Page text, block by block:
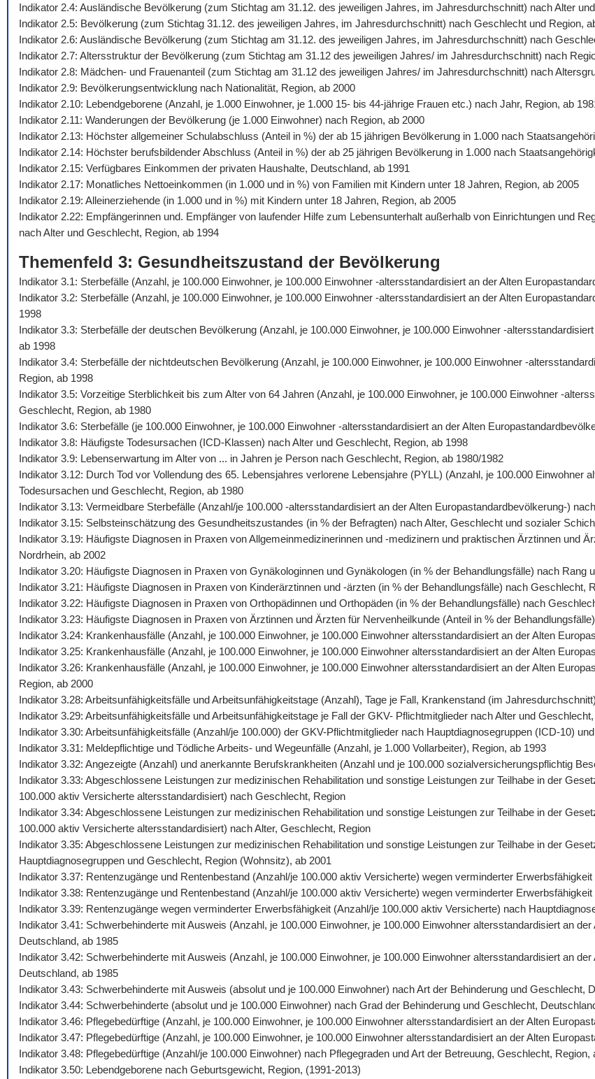
Indikator 2.4: Ausländische Bevölkerung (zum Stichtag am 31.12. des jeweiligen Jahres, im Jahresdurchschnitt) nach Alter
Indikator 2.5: Bevölkerung (zum Stichtag 31.12. des jeweiligen Jahres, im Jahresdurchschnitt) nach Geschlecht und Region,
Indikator 2.6: Ausländische Bevölkerung (zum Stichtag am 31.12. des jeweiligen Jahres, im Jahresdurchschnitt) nach
Indikator 2.7: Altersstruktur der Bevölkerung (zum Stichtag am 31.12 des jeweiligen Jahres/ im Jahresdurchschnitt) nach
Indikator 2.8: Mädchen- und Frauenanteil (zum Stichtag am 31.12 des jeweiligen Jahres/ im Jahresdurchschnitt) nach
Indikator 2.9: Bevölkerungsentwicklung nach Nationalität, Region, ab 2000
Indikator 2.10: Lebendgeborene (Anzahl, je 1.000 Einwohner, je 1.000 15- bis 44-jährige Frauen etc.) nach Jahr, Region, ab
Indikator 2.11: Wanderungen der Bevölkerung (je 1.000 Einwohner) nach Region, ab 2000
Indikator 2.13: Höchster allgemeiner Schulabschluss (Anteil in %) der ab 15 jährigen Bevölkerung in 1.000 nach
Indikator 2.14: Höchster berufsbildender Abschluss (Anteil in %) der ab 25 jährigen Bevölkerung in 1.000 nach
Indikator 2.15: Verfügbares Einkommen der privaten Haushalte, Deutschland, ab 1991
Indikator 2.17: Monatliches Nettoeinkommen (in 1.000 und in %) von Familien mit Kindern unter 18 Jahren, Region, ab 2005
Indikator 2.19: Alleinerziehende (in 1.000 und in %) mit Kindern unter 18 Jahren, Region, ab 2005
Indikator 2.22: Empfängerinnen und. Empfänger von laufender Hilfe zum Lebensunterhalt außerhalb von Einrichtungen und
nach Alter und Geschlecht, Region, ab 1994
Themenfeld 3: Gesundheitszustand der Bevölkerung
Indikator 3.1: Sterbefälle (Anzahl, je 100.000 Einwohner, je 100.000 Einwohner -altersstandardisiert an der Alten
Indikator 3.2: Sterbefälle (Anzahl, je 100.000 Einwohner, je 100.000 Einwohner -altersstandardisiert an der Alten
1998
Indikator 3.3: Sterbefälle der deutschen Bevölkerung (Anzahl, je 100.000 Einwohner, je 100.000 Einwohner -
ab 1998
Indikator 3.4: Sterbefälle der nichtdeutschen Bevölkerung (Anzahl, je 100.000 Einwohner, je 100.000 Einwohner -
Region, ab 1998
Indikator 3.5: Vorzeitige Sterblichkeit bis zum Alter von 64 Jahren (Anzahl, je 100.000 Einwohner, je 100.000 Einwohner -
Geschlecht, Region, ab 1980
Indikator 3.6: Sterbefälle (je 100.000 Einwohner, je 100.000 Einwohner -altersstandardisiert an der Alten
Indikator 3.8: Häufigste Todesursachen (ICD-Klassen) nach Alter und Geschlecht, Region, ab 1998
Indikator 3.9: Lebenserwartung im Alter von ... in Jahren je Person nach Geschlecht, Region, ab 1980/1982
Indikator 3.12: Durch Tod vor Vollendung des 65. Lebensjahres verlorene Lebensjahre (PYLL) (Anzahl, je 100.000 Einwohner
Todesursachen und Geschlecht, Region, ab 1980
Indikator 3.13: Vermeidbare Sterbefälle (Anzahl/je 100.000 -altersstandardisiert an der Alten Europastandardbevölkerung-)
Indikator 3.15: Selbsteinschätzung des Gesundheitszustandes (in % der Befragten) nach Alter, Geschlecht und sozialer
Indikator 3.19: Häufigste Diagnosen in Praxen von Allgemeinmedizinerinnen und -medizinern und praktischen Ärztinnen und
Nordrhein, ab 2002
Indikator 3.20: Häufigste Diagnosen in Praxen von Gynäkologinnen und Gynäkologen (in % der Behandlungsfälle) nach Rang
Indikator 3.21: Häufigste Diagnosen in Praxen von Kinderärztinnen und -ärzten (in % der Behandlungsfälle) nach Geschlecht,
Indikator 3.22: Häufigste Diagnosen in Praxen von Orthopädinnen und Orthopäden (in % der Behandlungsfälle) nach
Indikator 3.23: Häufigste Diagnosen in Praxen von Ärztinnen und Ärzten für Nervenheilkunde (Anteil in % der
Indikator 3.24: Krankenhausfälle (Anzahl, je 100.000 Einwohner, je 100.000 Einwohner altersstandardisiert an der Alten
Indikator 3.25: Krankenhausfälle (Anzahl, je 100.000 Einwohner, je 100.000 Einwohner altersstandardisiert an der Alten
Indikator 3.26: Krankenhausfälle (Anzahl, je 100.000 Einwohner, je 100.000 Einwohner altersstandardisiert an der Alten
Region, ab 2000
Indikator 3.28: Arbeitsunfähigkeitsfälle und Arbeitsunfähigkeitstage (Anzahl), Tage je Fall, Krankenstand (im
Indikator 3.29: Arbeitsunfähigkeitsfälle und Arbeitsunfähigkeitstage je Fall der GKV- Pflichtmitglieder nach Alter und
Indikator 3.30: Arbeitsunfähigkeitsfälle (Anzahl/je 100.000) der GKV-Pflichtmitglieder nach Hauptdiagnosegruppen (ICD-10)
Indikator 3.31: Meldepflichtige und Tödliche Arbeits- und Wegeunfälle (Anzahl, je 1.000 Vollarbeiter), Region, ab 1993
Indikator 3.32: Angezeigte (Anzahl) und anerkannte Berufskrankheiten (Anzahl und je 100.000 sozialversicherungspflichtig
Indikator 3.33: Abgeschlossene Leistungen zur medizinischen Rehabilitation und sonstige Leistungen zur Teilhabe in der
100.000 aktiv Versicherte altersstandardisiert) nach Geschlecht, Region
Indikator 3.34: Abgeschlossene Leistungen zur medizinischen Rehabilitation und sonstige Leistungen zur Teilhabe in der
100.000 aktiv Versicherte altersstandardisiert) nach Alter, Geschlecht, Region
Indikator 3.35: Abgeschlossene Leistungen zur medizinischen Rehabilitation und sonstige Leistungen zur Teilhabe in der
Hauptdiagnosegruppen und Geschlecht, Region (Wohnsitz), ab 2001
Indikator 3.37: Rentenzugänge und Rentenbestand (Anzahl/je 100.000 aktiv Versicherte) wegen verminderter
Indikator 3.38: Rentenzugänge und Rentenbestand (Anzahl/je 100.000 aktiv Versicherte) wegen verminderter
Indikator 3.39: Rentenzugänge wegen verminderter Erwerbsfähigkeit (Anzahl/je 100.000 aktiv Versicherte) nach
Indikator 3.41: Schwerbehinderte mit Ausweis (Anzahl, je 100.000 Einwohner, je 100.000 Einwohner altersstandardisiert an
Deutschland, ab 1985
Indikator 3.42: Schwerbehinderte mit Ausweis (Anzahl, je 100.000 Einwohner, je 100.000 Einwohner altersstandardisiert an
Deutschland, ab 1985
Indikator 3.43: Schwerbehinderte mit Ausweis (absolut und je 100.000 Einwohner) nach Art der Behinderung und Geschlecht,
Indikator 3.44: Schwerbehinderte (absolut und je 100.000 Einwohner) nach Grad der Behinderung und Geschlecht,
Indikator 3.46: Pflegebedürftige (Anzahl, je 100.000 Einwohner, je 100.000 Einwohner altersstandardisiert an der Alten
Indikator 3.47: Pflegebedürftige (Anzahl, je 100.000 Einwohner, je 100.000 Einwohner altersstandardisiert an der Alten
Indikator 3.48: Pflegebedürftige (Anzahl/je 100.000 Einwohner) nach Pflegegraden und Art der Betreuung, Geschlecht, Region,
Indikator 3.50: Lebendgeborene nach Geburtsgewicht, Region, (1991-2013)